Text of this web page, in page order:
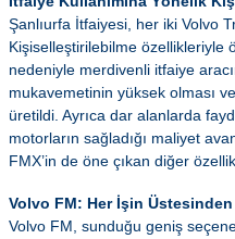
Şanlıurfa İtfaiyesi, her iki Volvo
Kişiselleştirilebilme özellikleriyle
nedeniyle merdivenli itfaiye
mukavemetinin yüksek olması
üretildi. Ayrıca dar alanlarda
motorların sağladığı maliyet
FMX’in de öne çıkan diğer
Volvo FM: Her İşin
Volvo FM, sunduğu geniş